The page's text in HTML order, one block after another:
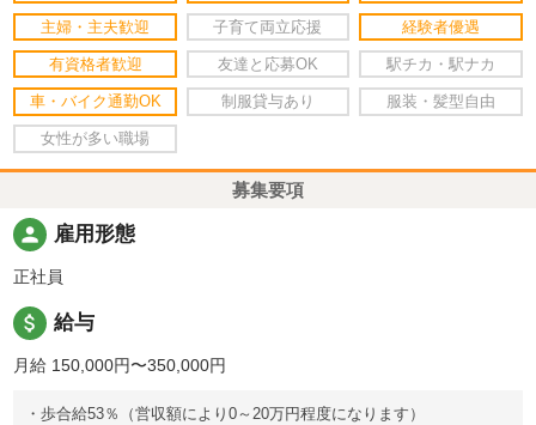
主婦・主夫歓迎 子育て両立応援 経験者優遇
有資格者歓迎 友達と応募OK 駅チカ・駅ナカ
車・バイク通勤OK 制服貸与あり 服装・髪型自由
女性が多い職場
募集要項
person 雇用形態
正社員
attach_money 給与
月給 150,000円〜350,000円
・歩合給53％（営収額により0～20万円程度になります）